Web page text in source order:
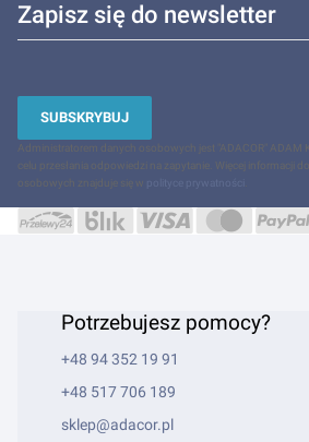
Zapisz się do newsletter
SUBSKRYBUJ
Administratorem danych osobowych jest "ADACOR" ADAM
celu przesłania odpowiedzi na zapytanie. Więcej informacji
osobowych znajduje się w
Potrzebujesz pomocy?
+48 94 352 19 91
+48 517 706 189
sklep@adacor.pl